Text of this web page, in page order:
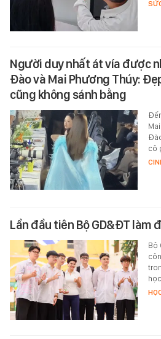
Người duy nhất át vía được
Đào và Mai Phương Thúy:
cũng không sánh bằng
cô
Lần đầu tiên Bộ GD&ĐT làm
Bộ